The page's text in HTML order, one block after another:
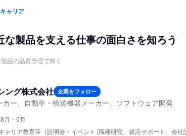
キャリア
な製品を支える仕事の面白さを知ろう
品の品質管理で輝く
ング株式会社 企業をフォロー
カー、自動車・輸送機器メーカー、ソフトウェア開発
月・9月
ャリア教育等（説明会・イベント [職種研究、就活サポート、会社